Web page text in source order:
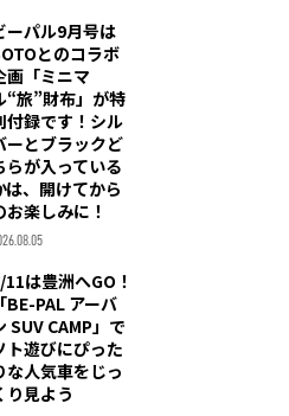
ーパル9月号は
とのコラボ
画「ミニマ
“旅”財布」が特
付録です！シル
ーとブラックど
らが入っている
は、開けてから
お楽しみに！
11は豊洲へGO！
「BE-PAL アーバ
SUV CAMP」で
ト遊びにぴった
な人気車をじっ
り見よう